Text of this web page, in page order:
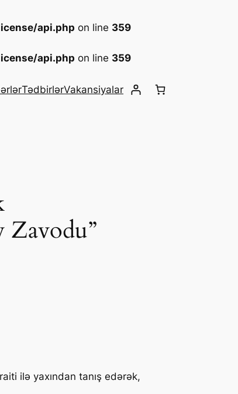
api.php on line 359
api.php on line 359
TədbirlərVakansiyalar
Zavodu”
ilə yaxından tanış edərək,